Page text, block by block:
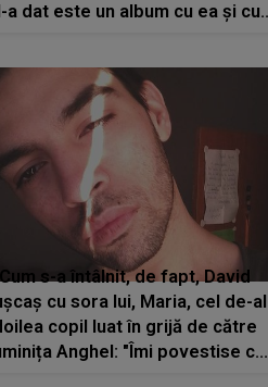
a dat este un album cu ea și cu
normal?"
Cum s-a întâlnit, de fapt, David
cu sora lui, Maria, cel de-al
copil luat în grijă de către
Anghel: "Îmi povestise ce